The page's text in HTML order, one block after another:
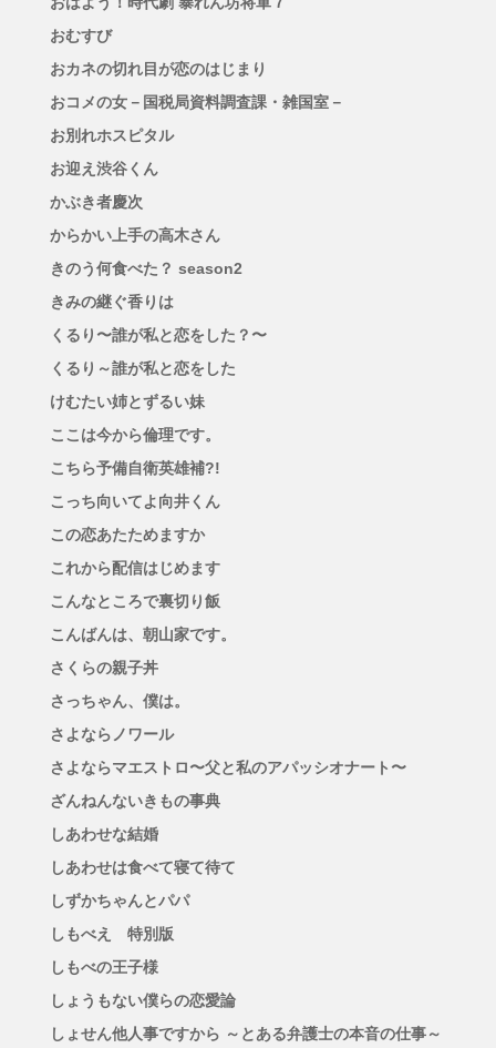
おむすび
おカネの切れ目が恋のはじまり
おコメの女－国税局資料調査課・雑国室－
お別れホスピタル
お迎え渋谷くん
かぶき者慶次
からかい上手の高木さん
きのう何食べた？ season2
きみの継ぐ香りは
くるり〜誰が私と恋をした？〜
くるり～誰が私と恋をした
けむたい姉とずるい妹
ここは今から倫理です。
こちら予備自衛英雄補?!
こっち向いてよ向井くん
この恋あたためますか
これから配信はじめます
こんなところで裏切り飯
こんばんは、朝山家です。
さくらの親子丼
さっちゃん、僕は。
さよならノワール
さよならマエストロ〜父と私のアパッシオナート〜
ざんねんないきもの事典
しあわせな結婚
しあわせは食べて寝て待て
しずかちゃんとパパ
しもべえ 特別版
しもべの王子様
しょうもない僕らの恋愛論
しょせん他人事ですから ～とある弁護士の本音の仕事～